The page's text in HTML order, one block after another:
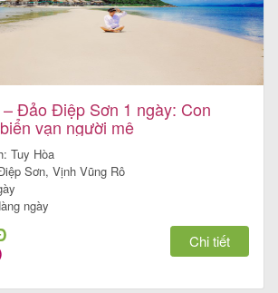
– Đảo Điệp Sơn 1 ngày: Con
vạn người mê
Tuy Hòa
Sơn, Vịnh Vũng Rô
ngày
Chi tiết